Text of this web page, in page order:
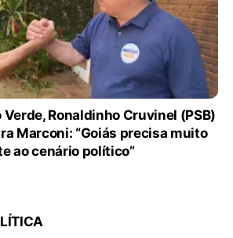
Verde, Ronaldinho Cruvinel (PSB)
Marconi: “Goiás precisa muito
ao cenário político”
workshop sobre contas
estrangeira para pessoas
KARP durante o 55º
do Setor Elétrico